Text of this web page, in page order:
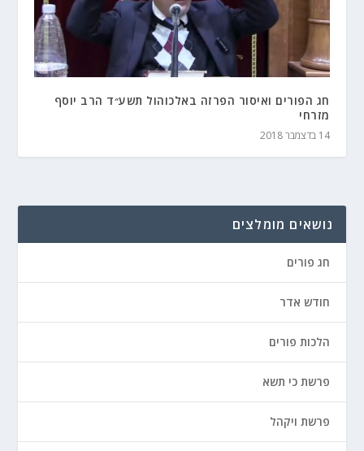
חג הפורים ואיסור הפרזה באלכוהול תשע״ד הרב יוסף
מזרחי
14 בדצמבר 2018
נושאים מומלצים
חג פורים
חודש אדר
הלכות פורים
פרשת כי תשא
פרשת ויקהל